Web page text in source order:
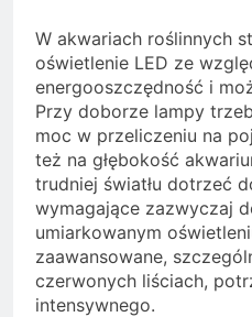
W akwariach roślinnych
oświetlenie LED ze
energooszczędność i
Przy doborze lampy
moc w przeliczeniu na
też na głębokość
trudniej światłu dotrzeć
wymagające zazwyczaj
umiarkowanym
zaawansowane,
czerwonych liściach,
intensywnego.